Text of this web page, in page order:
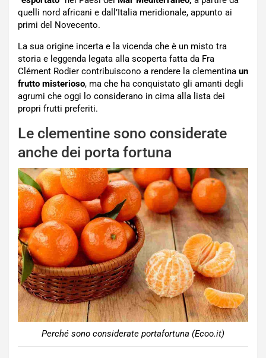
quelli nord africani e dall’Italia meridionale, appunto ai
primi del Novecento.
La sua origine incerta e la vicenda che è un misto tra
storia e leggenda legata alla scoperta fatta da Fra
Clément Rodier contribuiscono a rendere la clementina un
frutto misterioso, ma che ha conquistato gli amanti degli
agrumi che oggi lo considerano in cima alla lista dei
propri frutti preferiti.
Le clementine sono considerate
anche dei porta fortuna
Perché sono considerate portafortuna (Ecoo.it)